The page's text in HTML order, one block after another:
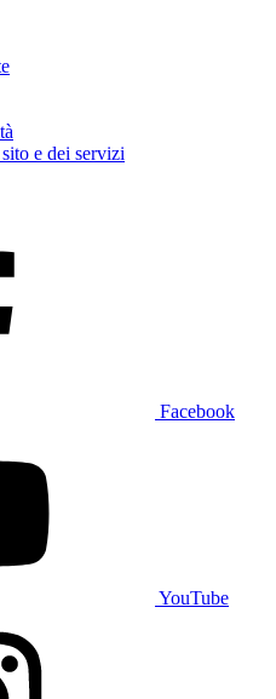
e dei servizi
Facebook
YouTube